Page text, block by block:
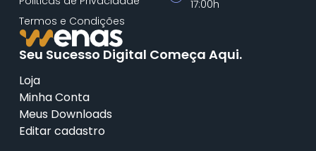
Seu Sucesso Digital Começa Aqui.
Loja
Minha Conta
Meus Downloads
Editar cadastro
Termos e Condições
17:00h